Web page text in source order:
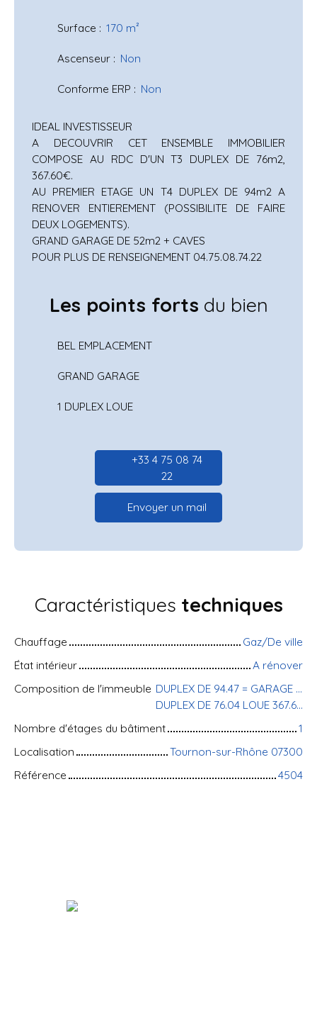
Surface : 170 m²
Ascenseur : Non
Conforme ERP : Non
IDEAL INVESTISSEUR
A DECOUVRIR CET ENSEMBLE IMMOBILIER
COMPOSE AU RDC D'UN T3 DUPLEX DE 76m2,
367.60€.
AU PREMIER ETAGE UN T4 DUPLEX DE 94m2 A
RENOVER ENTIEREMENT (POSSIBILITE DE FAIRE
DEUX LOGEMENTS).
GRAND GARAGE DE 52m2 + CAVES
POUR PLUS DE RENSEIGNEMENT 04.75.08.74.22
Les points forts du bien
BEL EMPLACEMENT
GRAND GARAGE
1 DUPLEX LOUE
+33 4 75 08 74
22
Envoyer un mail
Caractéristiques techniques
Chauffage
Gaz/De ville
État intérieur
A rénover
Composition de l'immeuble
DUPLEX DE 94.47 = GARAGE DE 52 M2 + CAVE
DUPLEX DE 76.04 LOUE 367.60 €
Nombre d'étages du bâtiment
1
Localisation
Tournon-sur-Rhône 07300
Référence
4504